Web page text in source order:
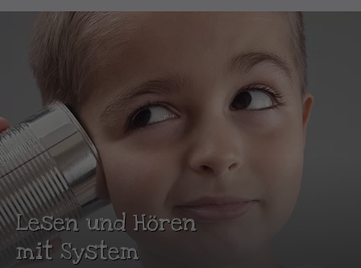
Lesen und Hören
mit System